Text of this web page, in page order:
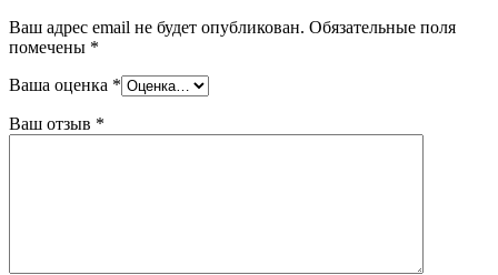
Ваш адрес email не будет опубликован. Обязательные поля
помечены *
Ваша оценка *
Ваш отзыв *